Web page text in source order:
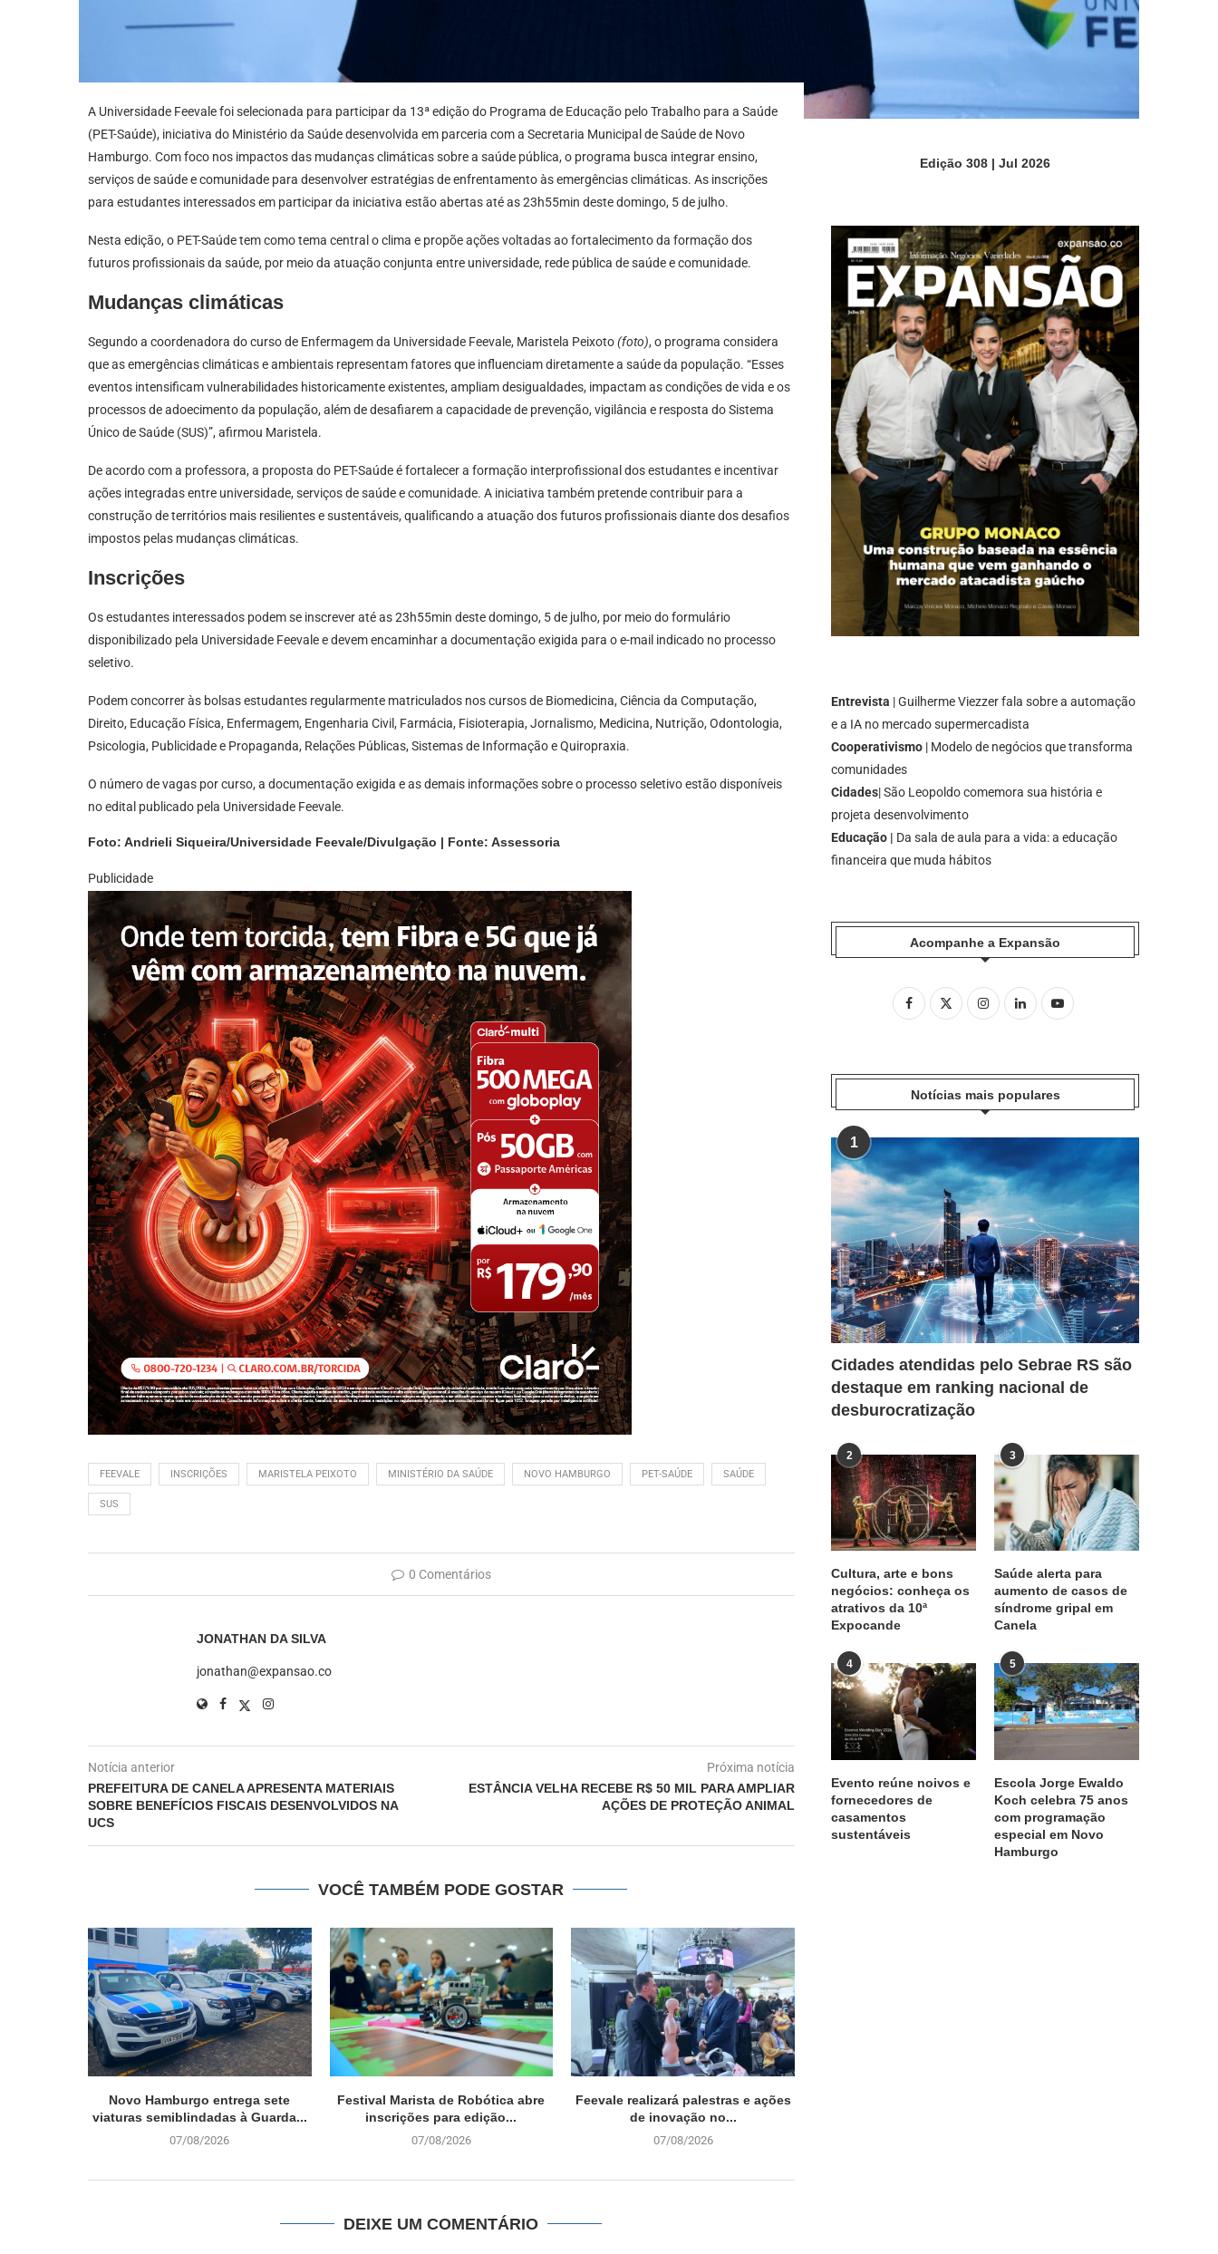
A Universidade Feevale foi selecionada para participar da 13ª edição do Programa de Educação pelo Trabalho para a Saúde
(PET-Saúde), iniciativa do Ministério da Saúde desenvolvida em parceria com a Secretaria Municipal de Saúde de Novo
Hamburgo. Com foco nos impactos das mudanças climáticas sobre a saúde pública, o programa busca integrar ensino,
serviços de saúde e comunidade para desenvolver estratégias de enfrentamento às emergências climáticas. As inscrições
para estudantes interessados em participar da iniciativa estão abertas até as 23h55min deste domingo, 5 de julho.
Nesta edição, o PET-Saúde tem como tema central o clima e propõe ações voltadas ao fortalecimento da formação dos
futuros profissionais da saúde, por meio da atuação conjunta entre universidade, rede pública de saúde e comunidade.
Mudanças climáticas
Segundo a coordenadora do curso de Enfermagem da Universidade Feevale, Maristela Peixoto(foto), o programa considera
que as emergências climáticas e ambientais representam fatores que influenciam diretamente a saúde da população. “Esses
eventos intensificam vulnerabilidades historicamente existentes, ampliam desigualdades, impactam as condições de vida e os
processos de adoecimento da população, além de desafiarem a capacidade de prevenção, vigilância e resposta do Sistema
Único de Saúde (SUS)”, afirmou Maristela.
De acordo com a professora, a proposta do PET-Saúde é fortalecer a formação interprofissional dos estudantes e incentivar
ações integradas entre universidade, serviços de saúde e comunidade. A iniciativa também pretende contribuir para a
construção de territórios mais resilientes e sustentáveis, qualificando a atuação dos futuros profissionais diante dos desafios
impostos pelas mudanças climáticas.
Inscrições
Os estudantes interessados podem se inscrever até as 23h55min deste domingo, 5 de julho, por meio do formulário
disponibilizado pela Universidade Feevale e devem encaminhar a documentação exigida para o e-mail indicado no processo
seletivo.
Podem concorrer às bolsas estudantes regularmente matriculados nos cursos de Biomedicina, Ciência da Computação,
Direito, Educação Física, Enfermagem, Engenharia Civil, Farmácia, Fisioterapia, Jornalismo, Medicina, Nutrição, Odontologia,
Psicologia, Publicidade e Propaganda, Relações Públicas, Sistemas de Informação e Quiropraxia.
O número de vagas por curso, a documentação exigida e as demais informações sobre o processo seletivo estão disponíveis
no edital publicado pela Universidade Feevale.
Foto: Andrieli Siqueira/Universidade Feevale/Divulgação | Fonte: Assessoria
Publicidade
FEEVALE INSCRIÇÕES MARISTELA PEIXOTO MINISTÉRIO DA SAÚDE NOVO HAMBURGO PET-SAÚDE SAÚDE
SUS
0 Comentários
JONATHAN DA SILVA
jonathan@expansao.co
Notícia anterior
PREFEITURA DE CANELA APRESENTA MATERIAIS
SOBRE BENEFÍCIOS FISCAIS DESENVOLVIDOS NA
UCS
Próxima notícia
ESTÂNCIA VELHA RECEBE R$ 50 MIL PARA AMPLIAR
AÇÕES DE PROTEÇÃO ANIMAL
VOCÊ TAMBÉM PODE GOSTAR
Novo Hamburgo entrega sete
viaturas semiblindadas à Guarda...
07/08/2026
Festival Marista de Robótica abre
inscrições para edição...
07/08/2026
Feevale realizará palestras e ações
de inovação no...
07/08/2026
DEIXE UM COMENTÁRIO
Edição 308 | Jul 2026
Entrevista | Guilherme Viezzer fala sobre a automação
e a IA no mercado supermercadista
Cooperativismo | Modelo de negócios que transforma
comunidades
Cidades| São Leopoldo comemora sua história e
projeta desenvolvimento
Educação | Da sala de aula para a vida: a educação
financeira que muda hábitos
Acompanhe a Expansão
Notícias mais populares
1
Cidades atendidas pelo Sebrae RS são
destaque em ranking nacional de
desburocratização
2
Cultura, arte e bons
negócios: conheça os
atrativos da 10ª
Expocande
3
Saúde alerta para
aumento de casos de
síndrome gripal em
Canela
4
Evento reúne noivos e
fornecedores de
casamentos
sustentáveis
5
Escola Jorge Ewaldo
Koch celebra 75 anos
com programação
especial em Novo
Hamburgo